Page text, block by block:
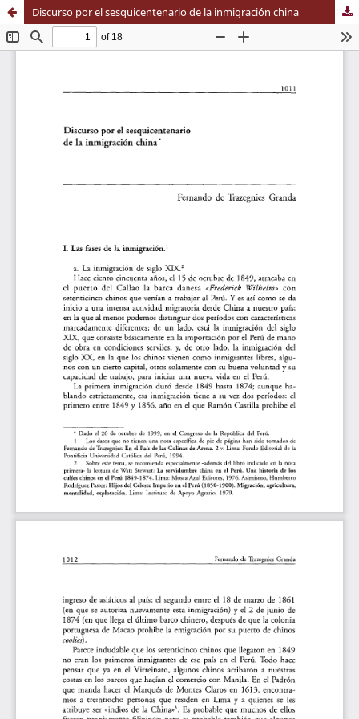
Discurso por el sesquicentenario de la inmigración china